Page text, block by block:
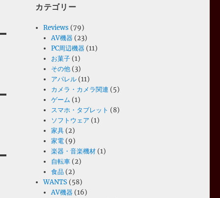
カテゴリー
Reviews (79)
AV機器 (23)
PC周辺機器 (11)
お菓子 (1)
その他 (3)
アパレル (11)
カメラ・カメラ関連 (5)
ゲーム (1)
スマホ・タブレット (8)
ソフトウェア (1)
家具 (2)
家電 (9)
楽器・音楽機材 (1)
自転車 (2)
食品 (2)
WANTS (58)
AV機器 (16)